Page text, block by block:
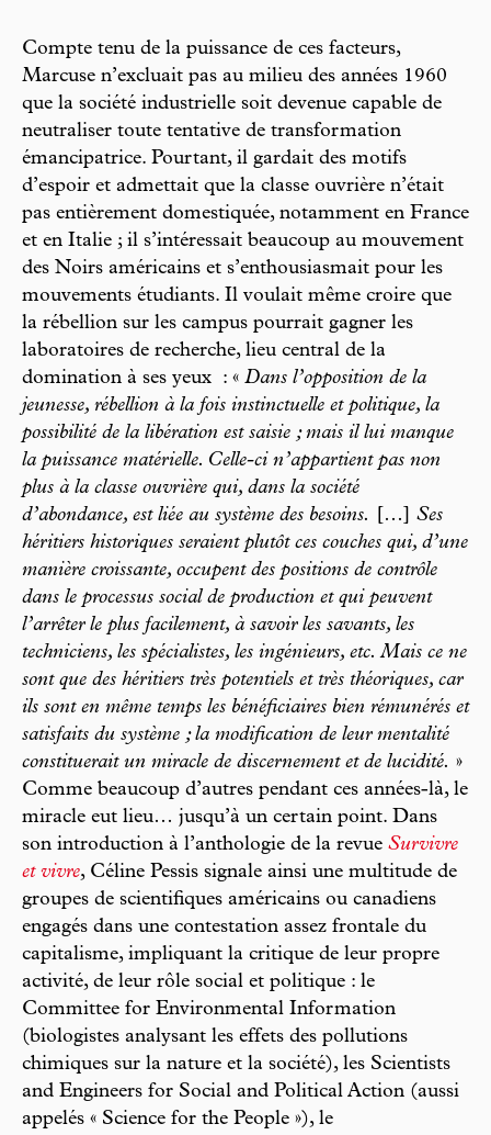
Compte tenu de la puissance de ces facteurs,
Marcuse n’excluait pas au milieu des années 1960
que la société industrielle soit devenue capable de
neutraliser toute tentative de transformation
émancipatrice. Pourtant, il gardait des motifs
d’espoir et admettait que la classe ouvrière n’était
pas entièrement domestiquée, notamment en France
et en Italie ; il s’intéressait beaucoup au mouvement
des Noirs américains et s’enthousiasmait pour les
mouvements étudiants. Il voulait même croire que
la rébellion sur les campus pourrait gagner les
laboratoires de recherche, lieu central de la
domination à ses yeux : « Dans l’opposition de la
jeunesse, rébellion à la fois instinctuelle et politique, la
possibilité de la libération est saisie ; mais il lui manque
la puissance matérielle. Celle-ci n’appartient pas non
plus à la classe ouvrière qui, dans la société
d’abondance, est liée au système des besoins.
[…] Ses
héritiers historiques seraient plutôt ces couches qui, d’une
manière croissante, occupent des positions de contrôle
dans le processus social de production et qui peuvent
l’arrêter le plus facilement, à savoir les savants, les
techniciens, les spécialistes, les ingénieurs, etc. Mais ce ne
sont que des héritiers très potentiels et très théoriques, car
ils sont en même temps les bénéficiaires bien rémunérés et
satisfaits du système ; la modification de leur mentalité
constituerait un miracle de discernement et de lucidité. »
Comme beaucoup d’autres pendant ces années-là, le
miracle eut lieu… jusqu’à un certain point. Dans
son introduction à l’anthologie de la revue Survivre
et vivre, Céline Pessis signale ainsi une multitude de
groupes de scientifiques américains ou canadiens
engagés dans une contestation assez frontale du
capitalisme, impliquant la critique de leur propre
activité, de leur rôle social et politique : le
Committee for Environmental Information
(biologistes analysant les effets des pollutions
chimiques sur la nature et la société), les Scientists
and Engineers for Social and Political Action (aussi
appelés « Science for the People »), le